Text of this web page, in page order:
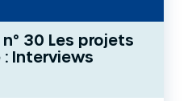
30 Les projets
: Interviews